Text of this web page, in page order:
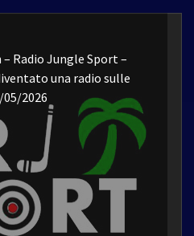
Radio Jungle Sport –
una radio sulle
2026